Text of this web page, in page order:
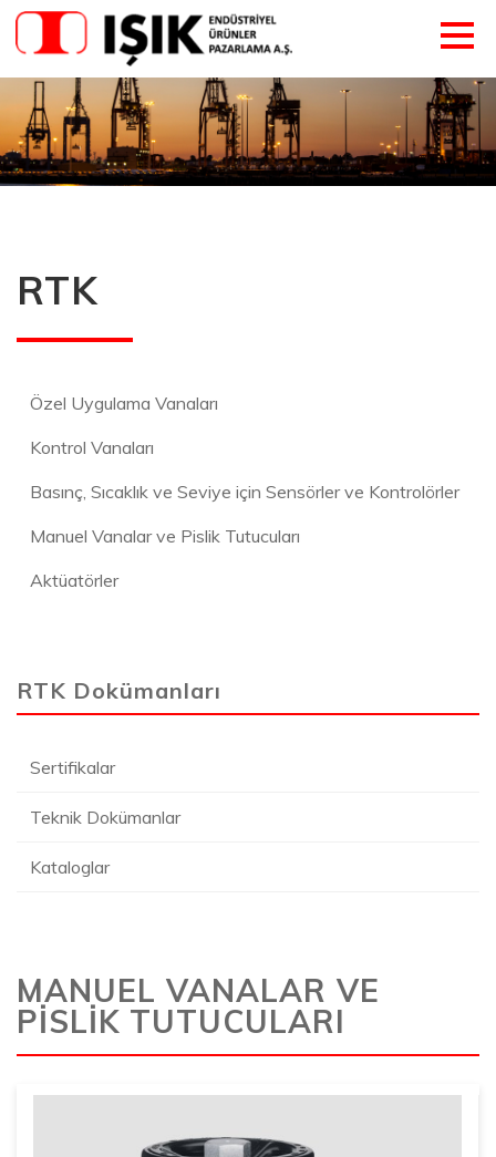
RTK
Özel Uygulama Vanaları
Kontrol Vanaları
Basınç, Sıcaklık ve Seviye için Sensörler ve Kontrolörler
Manuel Vanalar ve Pislik Tutucuları
Aktüatörler
RTK Dokümanları
Sertifikalar
Teknik Dokümanlar
Kataloglar
MANUEL VANALAR VE
PİSLİK TUTUCULARI